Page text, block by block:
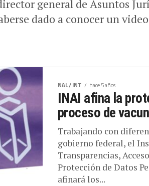
general de Asuntos
dado a conocer un
NAL / INT hace 5 años
INAI afina la
proceso de
Trabajando con
gobierno federal, el
Transparencias,
Protección de Datos
afinará los...